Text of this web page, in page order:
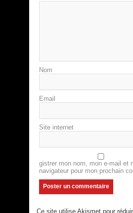
Nom
Email
Site internet
gistrer mon nom, mon e-mail et
navigateur pour mon prochain
Ce site utilise Akismet pour